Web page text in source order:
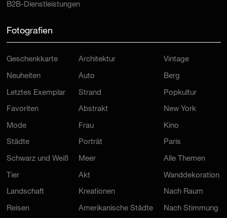
B2B-Dienstleistungen
Fotografien
Geschenkkarte
Neuheiten
Letztes Exemplar
Favoriten
Mode
Städte
Schwarz und Weiß
Tier
Landschaft
Reisen
Architektur
Auto
Strand
Abstrakt
Frau
Porträt
Meer
Akt
Kreationen
Amerikanische Städte
Vintage
Berg
Popkultur
New York
Kino
Paris
Alle Themen
Wanddekoration
Nach Raum
Nach Stimmung